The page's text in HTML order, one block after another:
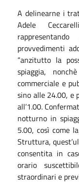
A delinearne i
Adele
provvedimenti
“anzitutto la
spiaggia,
commerciale e
sino alle 24.00, e
all’1.00.
notturno in
5.00, così come
Struttura,
consentita in
orario
straordinari e